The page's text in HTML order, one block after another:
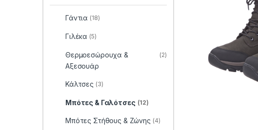
Γάντια (18)
Γιλέκα (5)
Θερμοεσώρουχα &
Αξεσουάρ
(2)
Κάλτσες (3)
Μπότες & Γαλότσες (12)
Μπότες Στήθους & Ζώνης (4)